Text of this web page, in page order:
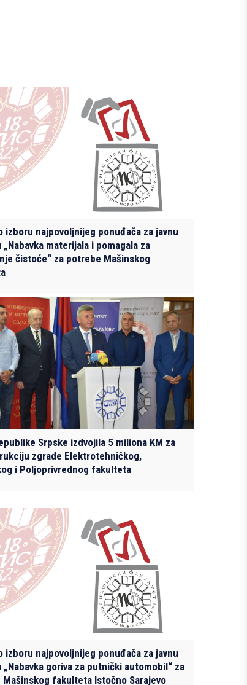
izboru najpovoljnijeg ponuđača za javnu
„Nabavka materijala i pomagala za
čistoće“ za potrebe Mašinskog
Srpske izdvojila 5 miliona KM za
zgrade Elektrotehničkog,
i Poljoprivrednog fakulteta
izboru najpovolјnijeg ponuđača za javnu
„Nabavka goriva za putnički automobil“ za
fakulteta Istočno Sarajevo